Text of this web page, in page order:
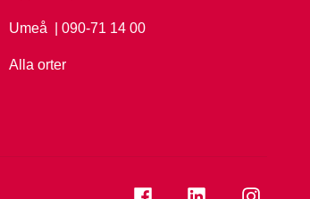
Umeå Ring Umeå på
| 090-71 14 00
Alla orter
Se folkuniversitetet på
Se